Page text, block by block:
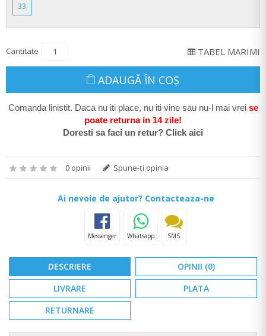
33
Cantitate TABEL MARIMI
ADAUGĂ ÎN COŞ
Comanda linistit. Daca nu iti place, nu iti vine sau nu-l mai vrei se
poate returna in 14 zile!
Doresti sa faci un retur? Click aici
0 opinii Spune-ţi opinia
Ai nevoie de ajutor? Contacteaza-ne
Messenger Whatsapp SMS
DESCRIERE
OPINII (0)
LIVRARE
PLATA
RETURNARE